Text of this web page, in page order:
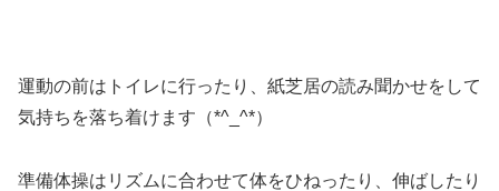
運動の前はトイレに行ったり、紙芝居の読み聞かせをして
気持ちを落ち着けます（*^_^*）
準備体操はリズムに合わせて体をひねったり、伸ばしたり